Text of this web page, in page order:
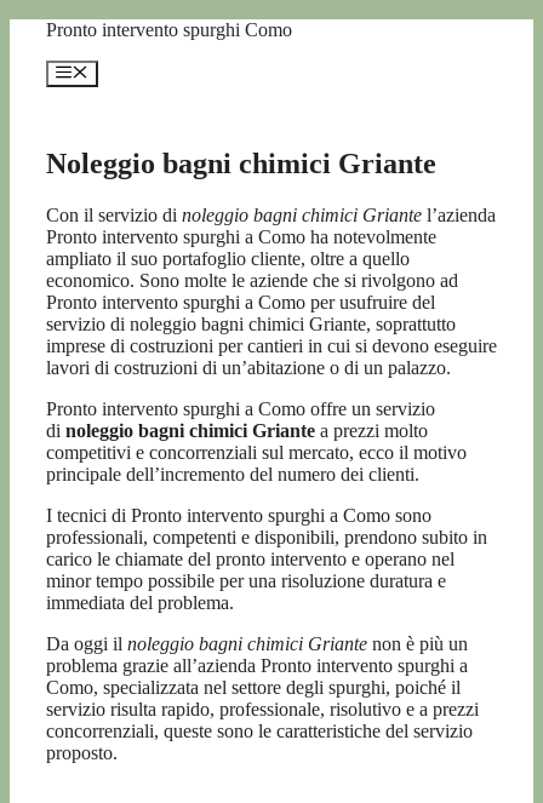
contenuto
Pronto intervento spurghi Como
Menu
Noleggio bagni chimici Griante
Con il servizio di noleggio bagni chimici Griante l’azienda
Pronto intervento spurghi a Como ha notevolmente
ampliato il suo portafoglio cliente, oltre a quello
economico. Sono molte le aziende che si rivolgono ad
Pronto intervento spurghi a Como per usufruire del
servizio di noleggio bagni chimici Griante, soprattutto
imprese di costruzioni per cantieri in cui si devono eseguire
lavori di costruzioni di un’abitazione o di un palazzo.
Pronto intervento spurghi a Como offre un servizio
di noleggio bagni chimici Griante a prezzi molto
competitivi e concorrenziali sul mercato, ecco il motivo
principale dell’incremento del numero dei clienti.
I tecnici di Pronto intervento spurghi a Como sono
professionali, competenti e disponibili, prendono subito in
carico le chiamate del pronto intervento e operano nel
minor tempo possibile per una risoluzione duratura e
immediata del problema.
Da oggi il noleggio bagni chimici Griante non è più un
problema grazie all’azienda Pronto intervento spurghi a
Como, specializzata nel settore degli spurghi, poiché il
servizio risulta rapido, professionale, risolutivo e a prezzi
concorrenziali, queste sono le caratteristiche del servizio
proposto.